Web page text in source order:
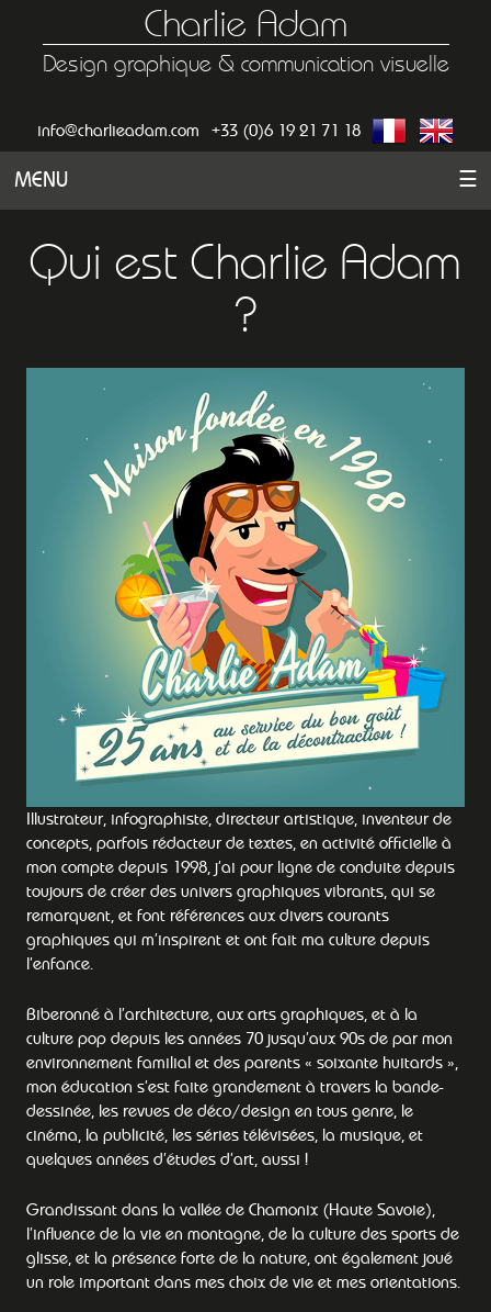
Charlie Adam
Design graphique & communication visuelle
info@charlieadam.com +33 (0)6 19 21 71 18
MENU ☰
Qui est Charlie Adam
?
Illustrateur, infographiste, directeur artistique, inventeur de
concepts, parfois rédacteur de textes, en activité officielle à
mon compte depuis 1998, j’ai pour ligne de conduite depuis
toujours de créer des univers graphiques vibrants, qui se
remarquent, et font références aux divers courants
graphiques qui m’inspirent et ont fait ma culture depuis
l’enfance.
Biberonné à l’architecture, aux arts graphiques, et à la
culture pop depuis les années 70 jusqu’aux 90s de par mon
environnement familial et des parents « soixante huitards »,
mon éducation s’est faite grandement à travers la bande-
dessinée, les revues de déco/design en tous genre, le
cinéma, la publicité, les séries télévisées, la musique, et
quelques années d’études d’art, aussi !
Grandissant dans la vallée de Chamonix (Haute Savoie),
l’influence de la vie en montagne, de la culture des sports de
glisse, et la présence forte de la nature, ont également joué
un role important dans mes choix de vie et mes orientations.